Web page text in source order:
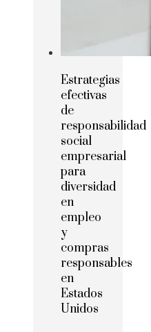
Estrategias
efectivas
de
responsabilidad
social
empresarial
para
diversidad
en
empleo
y
compras
responsables
en
Estados
Unidos